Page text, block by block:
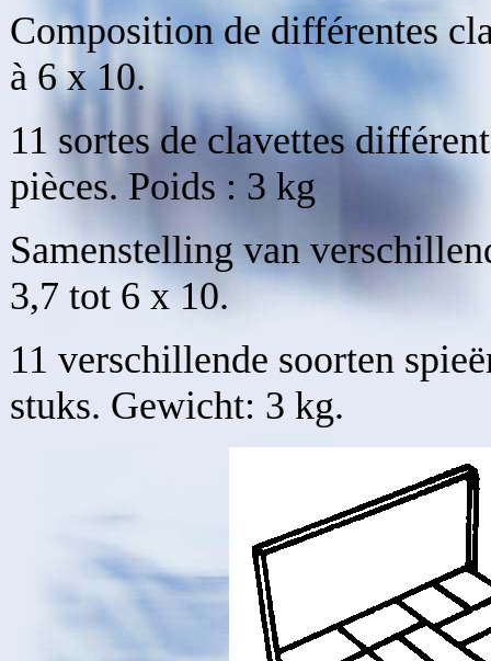
Composition de différentes
à 6 x 10.
11 sortes de clavettes
pièces. Poids : 3 kg
Samenstelling van
3,7 tot 6 x 10.
11 verschillende soorten
stuks. Gewicht: 3 kg.